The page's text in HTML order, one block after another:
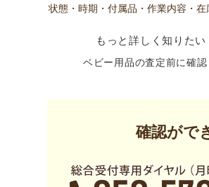
状態・時期・付属品・作業内容・
もっと詳しく知りたい
ベビー用品の査定前に確
確認がで